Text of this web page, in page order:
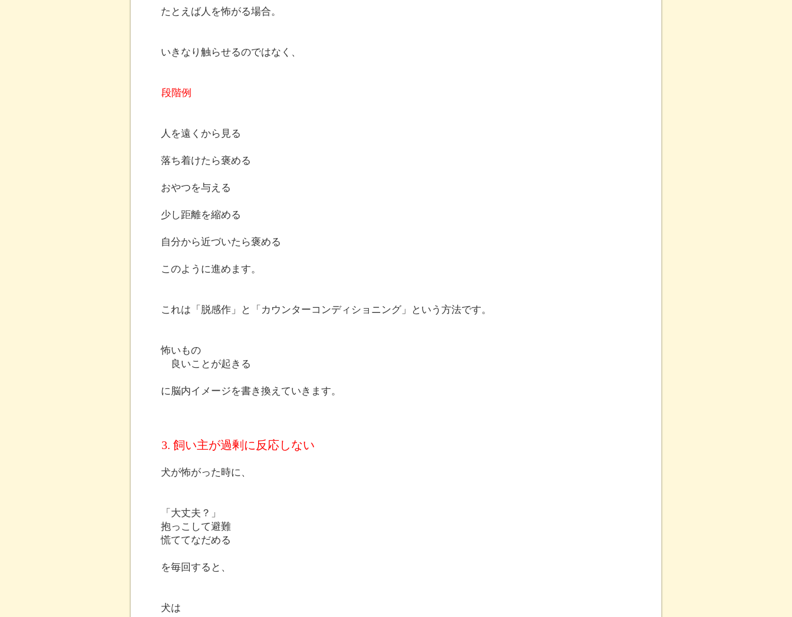
たとえば人を怖がる場合。
いきなり触らせるのではなく、
段階例
人を遠くから見る
落ち着けたら褒める
おやつを与える
少し距離を縮める
自分から近づいたら褒める
このように進めます。
これは「脱感作」と「カウンターコンディショニング」という方法です。
怖いもの
良いことが起きる
に脳内イメージを書き換えていきます。
3. 飼い主が過剰に反応しない
犬が怖がった時に、
「大丈夫？」
抱っこして避難
慌ててなだめる
を毎回すると、
犬は